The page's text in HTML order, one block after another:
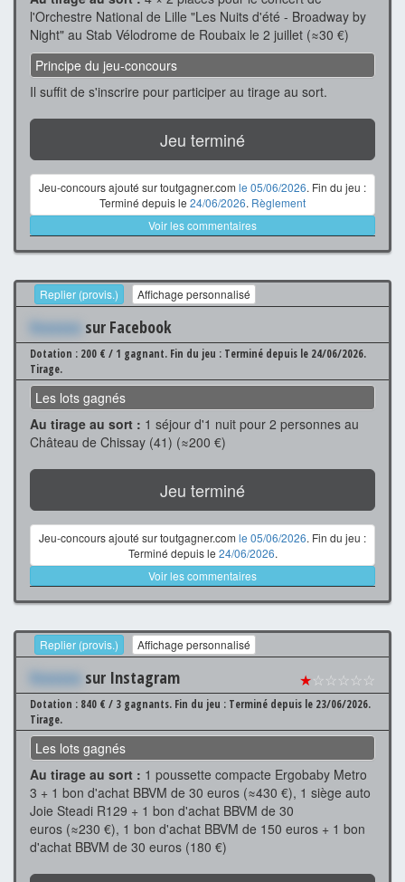
l'Orchestre National de Lille "Les Nuits d'été - Broadway by
Night" au Stab Vélodrome de Roubaix le 2 juillet (≈30 €)
Principe du jeu-concours
Il suffit de s'inscrire pour participer au tirage au sort.
Jeu terminé
Jeu-concours ajouté sur toutgagner.com le 05/06/2026. Fin du jeu :
Terminé depuis le 24/06/2026. Règlement
Voir les commentaires
Replier (provis.) Affichage personnalisé
Xxxxxxx sur Facebook
Dotation : 200 € / 1 gagnant. Fin du jeu : Terminé depuis le 24/06/2026.
Tirage.
Les lots gagnés
Au tirage au sort : 1 séjour d'1 nuit pour 2 personnes au
Château de Chissay (41) (≈200 €)
Jeu terminé
Jeu-concours ajouté sur toutgagner.com le 05/06/2026. Fin du jeu :
Terminé depuis le 24/06/2026.
Voir les commentaires
Replier (provis.) Affichage personnalisé
Xxxxxxx sur Instagram ★☆☆☆☆☆
Dotation : 840 € / 3 gagnants. Fin du jeu : Terminé depuis le 23/06/2026.
Tirage.
Les lots gagnés
Au tirage au sort : 1 poussette compacte Ergobaby Metro
3 + 1 bon d'achat BBVM de 30 euros (≈430 €), 1 siège auto
Joie Steadi R129 + 1 bon d'achat BBVM de 30
euros (≈230 €), 1 bon d'achat BBVM de 150 euros + 1 bon
d'achat BBVM de 30 euros (180 €)